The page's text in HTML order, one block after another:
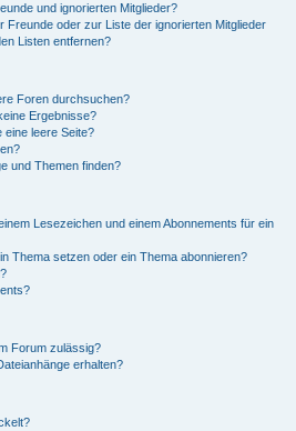
und ignorierten Mitglieder?
Freunde oder zur Liste der ignorierten Mitglieder
Listen entfernen?
Foren durchsuchen?
Ergebnisse?
eine leere Seite?
und Themen finden?
Lesezeichen und einem Abonnements für ein
Thema setzen oder ein Thema abonnieren?
Forum zulässig?
erhalten?